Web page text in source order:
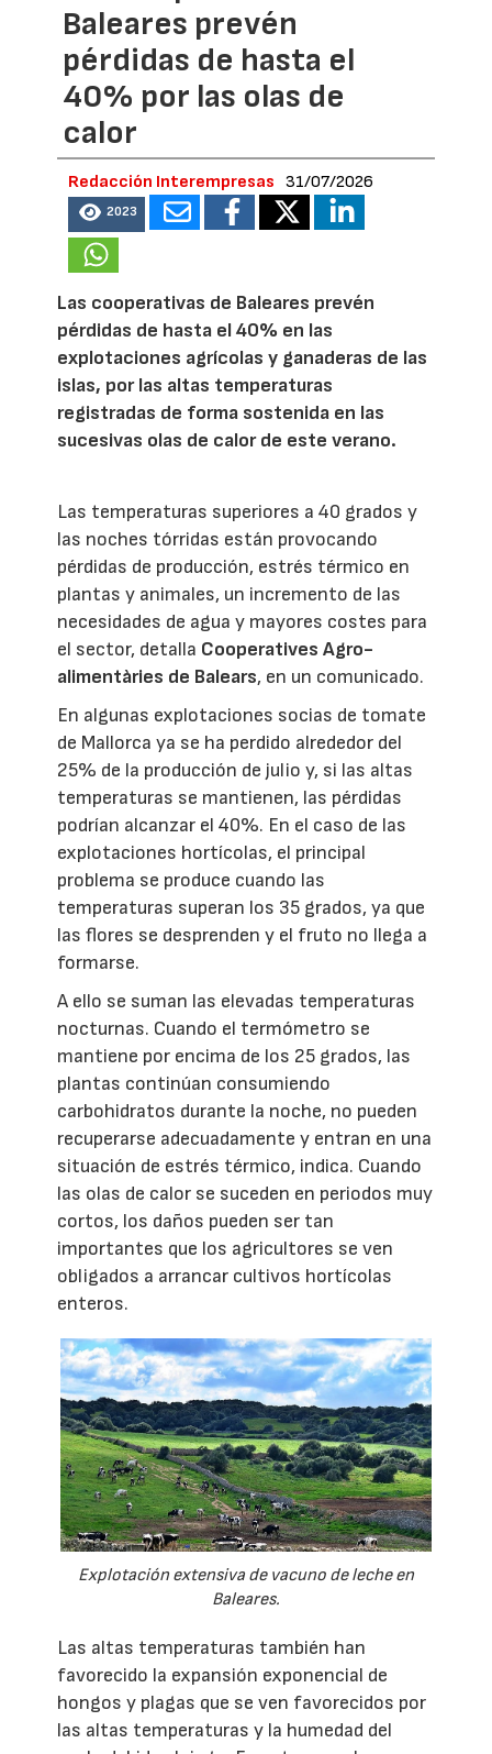
Baleares prevén
pérdidas de hasta el
40% por las olas de
calor
Redacción Interempresas 31/07/2026
2023
Las cooperativas de Baleares prevén
pérdidas de hasta el 40% en las
explotaciones agrícolas y ganaderas de las
islas, por las altas temperaturas
registradas de forma sostenida en las
sucesivas olas de calor de este verano.
Las temperaturas superiores a 40 grados y
las noches tórridas están provocando
pérdidas de producción, estrés térmico en
plantas y animales, un incremento de las
necesidades de agua y mayores costes para
el sector, detalla Cooperatives Agro-
alimentàries de Balears, en un comunicado.
En algunas explotaciones socias de tomate
de Mallorca ya se ha perdido alrededor del
25% de la producción de julio y, si las altas
temperaturas se mantienen, las pérdidas
podrían alcanzar el 40%. En el caso de las
explotaciones hortícolas, el principal
problema se produce cuando las
temperaturas superan los 35 grados, ya que
las flores se desprenden y el fruto no llega a
formarse.
A ello se suman las elevadas temperaturas
nocturnas. Cuando el termómetro se
mantiene por encima de los 25 grados, las
plantas continúan consumiendo
carbohidratos durante la noche, no pueden
recuperarse adecuadamente y entran en una
situación de estrés térmico, indica. Cuando
las olas de calor se suceden en periodos muy
cortos, los daños pueden ser tan
importantes que los agricultores se ven
obligados a arrancar cultivos hortícolas
enteros.
Explotación extensiva de vacuno de leche en
Baleares.
Las altas temperaturas también han
favorecido la expansión exponencial de
hongos y plagas que se ven favorecidos por
las altas temperaturas y la humedad del